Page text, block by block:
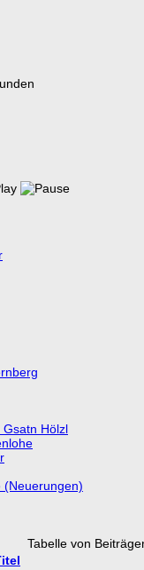
Gsatn Hölzl
(Neuerungen)
Tabelle von